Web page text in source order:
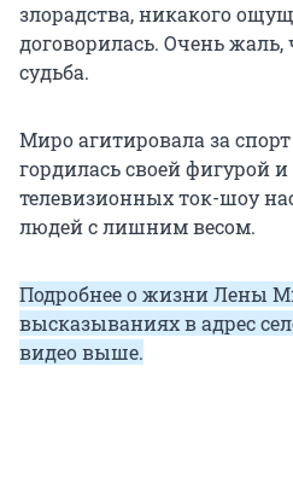
злорадства, никакого
договорилась. Очень жаль,
судьба.
Миро агитировала за
гордилась своей фигурой
телевизионных ток-шоу
людей с лишним весом.
Подробнее о жизни Лены
высказываниях в адрес
видео выше.